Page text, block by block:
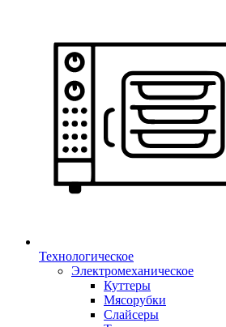
Технологическое
Электромеханическое
Куттеры
Мясорубки
Слайсеры